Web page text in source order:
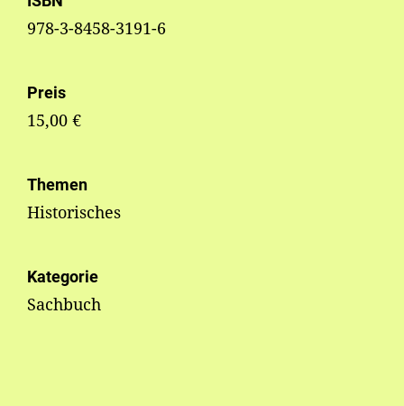
978-3-8458-3191-6
Preis
15,00 €
Themen
Historisches
Kategorie
Sachbuch